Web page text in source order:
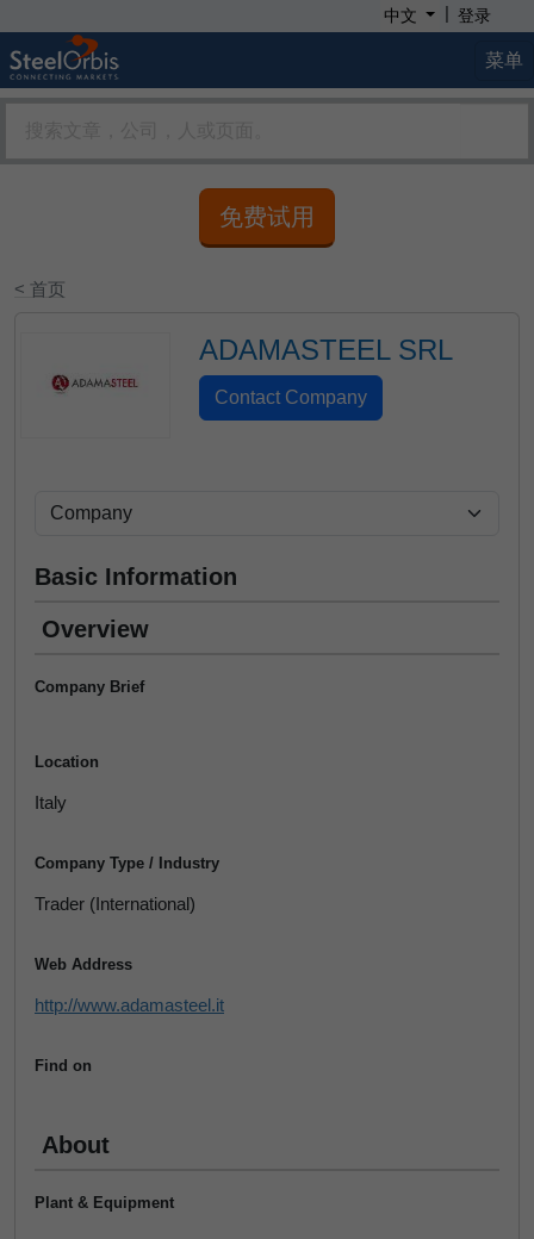
中文 | 登录
菜单
免费试用
< 首页
ADAMASTEEL SRL
Basic Information
Overview
Company Brief
Location
Italy
Company Type / Industry
Trader (International)
Web Address
http://www.adamasteel.it
Find on
About
Plant & Equipment